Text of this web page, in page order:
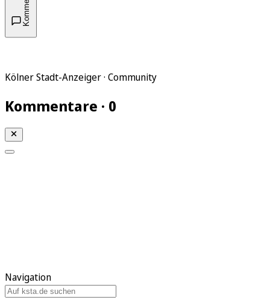
Kölner Stadt-Anzeiger · Community
Kommentare · 0
Navigation